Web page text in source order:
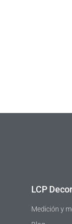
LCP
Medición y